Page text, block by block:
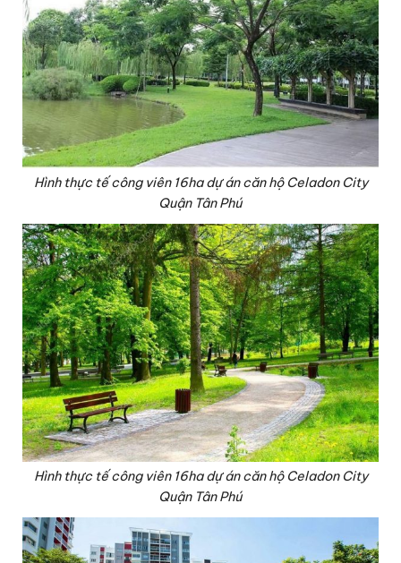
Hình thực tế công viên 16ha dự án căn hộ Celadon City
Quận Tân Phú
Hình thực tế công viên 16ha dự án căn hộ Celadon City
Quận Tân Phú